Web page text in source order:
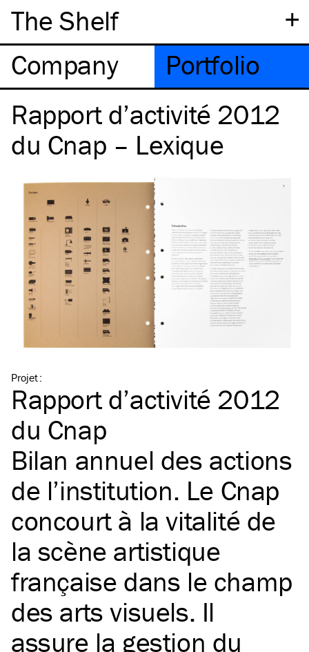
+
The Shelf
Company
Portfolio
Rapport d’activité 2012
du Cnap – Lexique
Projet:
Rapport d’activité 2012
du Cnap
Bilan annuel des actions
de l’institution. Le Cnap
concourt à la vitalité de
la scène artistique
française dans le champ
des arts visuels. Il
assure la gestion du